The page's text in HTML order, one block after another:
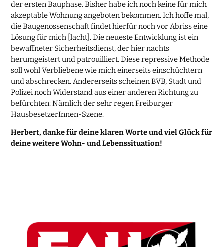
der ersten Bauphase. Bisher habe ich noch keine für mich
akzeptable Wohnung angeboten bekommen. Ich hoffe mal,
die Baugenossenschaft findet hierfür noch vor Abriss eine
Lösung für mich [lacht]. Die neueste Entwicklung ist ein
bewaffneter Sicherheitsdienst, der hier nachts
herumgeistert und patrouilliert. Diese repressive Methode
soll wohl Verbliebene wie mich einerseits einschüchtern
und abschrecken. Andererseits scheinen BVB, Stadt und
Polizei noch Widerstand aus einer anderen Richtung zu
befürchten: Nämlich der sehr regen Freiburger
HausbesetzerInnen-Szene.
Herbert, danke für deine klaren Worte und viel Glück für
deine weitere Wohn- und Lebenssituation!